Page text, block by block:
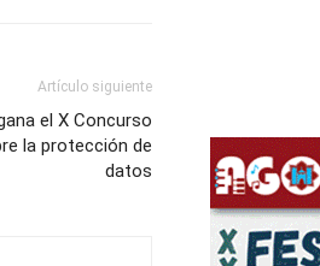
Artículo siguiente
el X Concurso
la protección de
datos